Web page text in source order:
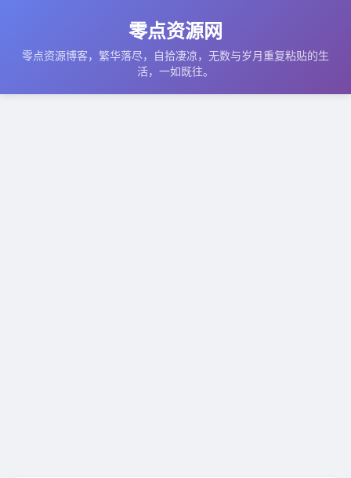
零点资源网
零点资源博客，繁华落尽，自拾凄凉，无数与岁月重复粘贴的生
活，一如既往。